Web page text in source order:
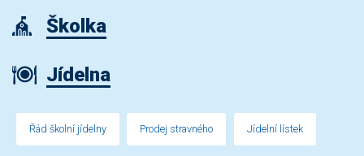
Školka
Jídelna
Řád školní jídelny Prodej stravného Jídelní lístek